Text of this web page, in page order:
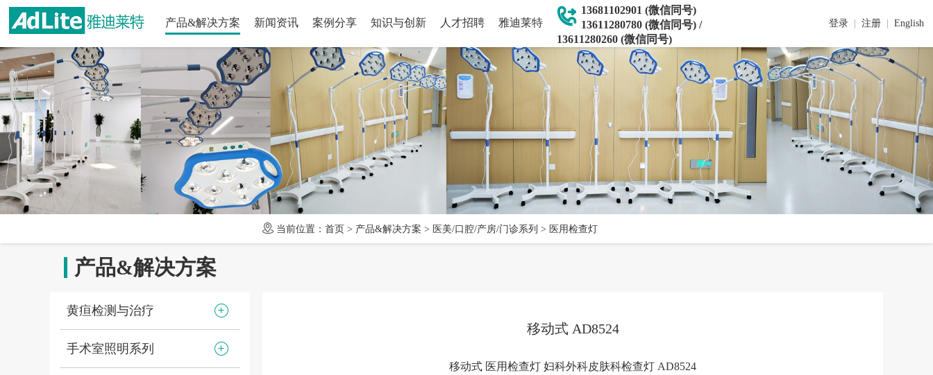
产品&解决方案 新闻资讯
中标信息
案例分享 知识与创新 人才招聘 雅迪莱特
公司简介
公司荣誉
公司展示
联系我们
13681102901 (微信同号)
13611280780 (微信同号) /
13611280260 (微信同号)
登录 注册 English
当前位置： 首页 > 产品&解决方案 > 医美/口腔/产房/门诊系列 > 医用检查灯
产品&解决方案
黄疸检测与治疗
手术室照明系列
移动式 AD8524
移动式 医用检查灯 妇科外科皮肤科检查灯 AD8524